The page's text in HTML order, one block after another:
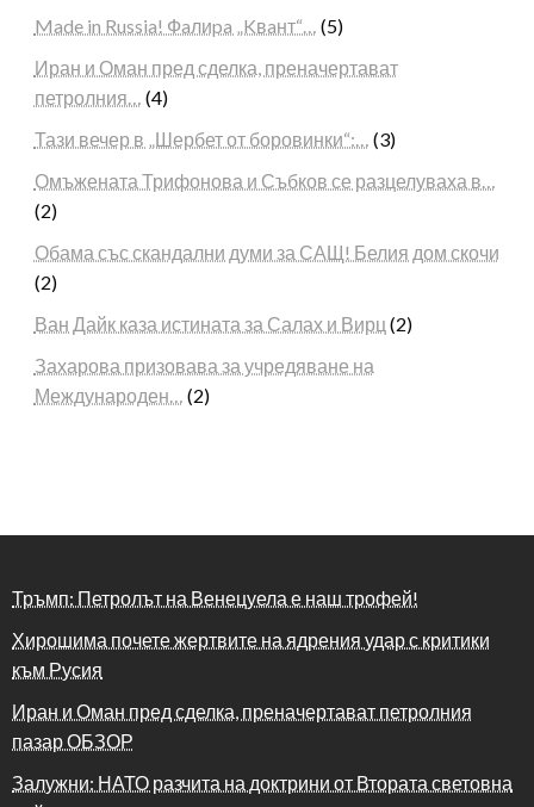
Made in Russia! Фaлиpa „Kвaнт“… (5)
Иран и Оман пред сделка, преначертават
петролния… (4)
Тази вечер в „Шербет от боровинки“:… (3)
Омъжената Трифонова и Събков се разцелуваха в…
(2)
Обама със скандални думи за САЩ! Белия дом скочи
(2)
Ван Дайк каза истината за Салах и Вирц (2)
Захарова призовава за учредяване на
Международен… (2)
Тръмп: Петролът на Венецуела е наш трофей!
Хирошима почете жертвите на ядрения удар с критики
към Русия
Иран и Оман пред сделка, преначертават петролния
пазар ОБЗОР
Залужни: НАТО разчита на доктрини от Втората световна